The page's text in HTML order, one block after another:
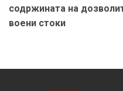
содржината на
воени стоки